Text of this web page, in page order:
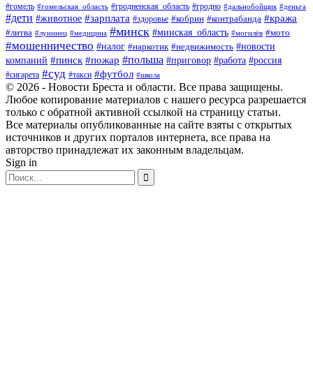
#гомель #гомельская_область #гродненская_область #гродно #дальнобойщик #деньга
#дети #животное #зарплата #здоровье #кобрин #контрабанда #кража
#литва #лунинец #медицина #минск #минская_область #могилёв #мото
#мошенничество #налог #наркотик #недвижимость #новости
компаний #пинск #пожар #польша #приговор #работа #россия
#сигарета #суд #такси #футбол #школа
© 2026 - Новости Бреста и области. Все права защищены.
Любое копирование материалов с нашего ресурса разрешается
только с обратной активной ссылкой на страницу статьи.
Все материалы опубликованные на сайте взяты с открытых
источников и других порталов интернета, все права на
авторство принадлежат их законным владельцам.
Sign in